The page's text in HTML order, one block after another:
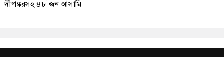
দীপঙ্করসহ ৪৮ জন আসামি